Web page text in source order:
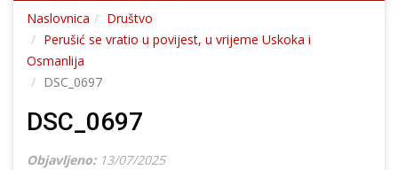
Naslovnica
Društvo
Perušić se vratio u povijest, u vrijeme Uskoka i
Osmanlija
DSC_0697
DSC_0697
Objavljeno: 13/07/2025